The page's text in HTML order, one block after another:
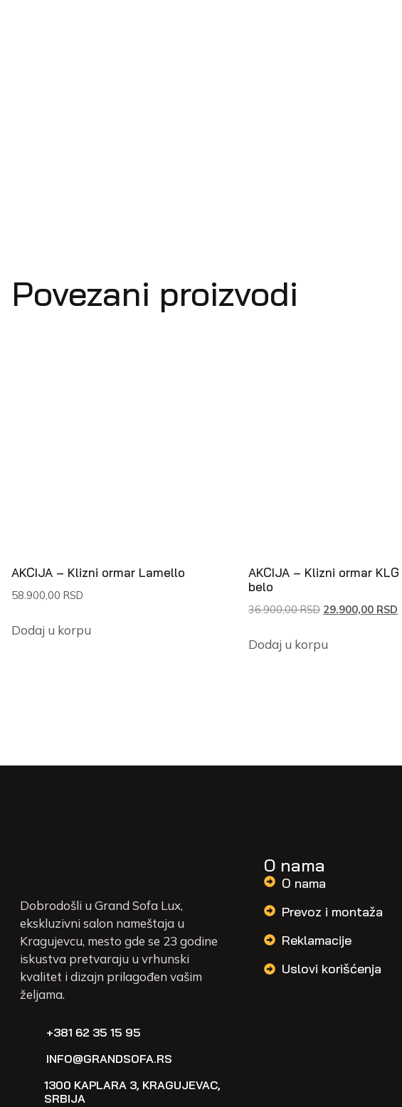
Povezani proizvodi
AKCIJA – Klizni ormar Lamello
58.900,00 RSD
Dodaj u korpu
AKCIJA – Klizni ormar
belo
36.900,00RSD 29.900,00 RSD
Dodaj u korpu
Dobrodošli u Grand Sofa Lux,
ekskluzivni salon nameštaja u
Kragujevcu, mesto gde se 23 godine
iskustva pretvaraju u vrhunski
kvalitet i dizajn prilagođen vašim
željama.
+381 62 35 15 95
INFO@GRANDSOFA.RS
1300 KAPLARA 3, KRAGUJEVAC,
SRBIJA
O nama
O nama
Prevoz i montaža
Reklamacije
Uslovi korišćenja